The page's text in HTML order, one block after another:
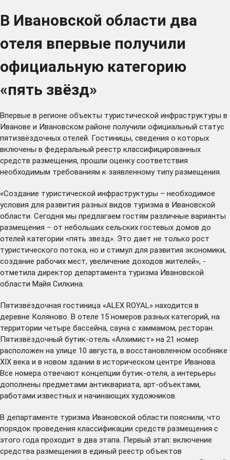
В Ивановской области два
отеля впервые получили
официальную категорию
«пять звёзд»
Впервые в регионе объекты туристической инфраструктуры в
Иванове и Ивановском районе получили официальный статус
пятизвёздочных отелей. Гостиницы, сведения о которых
включены в федеральный реестр классифицированных
средств размещения, прошли оценку соответствия
необходимым требованиям к заявленному типу размещения.
«Создание туристической инфраструктуры – необходимое
условия для развития разных видов туризма в Ивановской
области. Сегодня мы предлагаем гостям различные варианты
размещения – от небольших сельских гостевых домов до
отелей категории «пять звезд». Это дает не только рост
туристического потока, но и стимул для развития экономики,
создание рабочих мест, увеличение доходов жителей», -
отметила директор департамента туризма Ивановской
области Майя Силкина.
Пятизвёздочная гостиница «ALEX ROYAL» находится в
деревне Коляново. В отеле 15 номеров разных категорий, на
территории четыре бассейна, сауна с хаммамом, ресторан.
Пятизвёздочный бутик-отель «Алхимист» на 21 номер
расположен на улице 10 августа, в восстановленном особняке
XIX века и в новом здании в историческом центре Иванова.
Все номера отвечают концепции бутик-отеля, а интерьеры
дополнены предметами антиквариата, арт-объектами,
работами известных и начинающих художников.
В департаменте туризма Ивановской области пояснили, что
порядок проведения классификации средств размещения с
этого года проходит в два этапа. Первый этап: включение
средства размещения в единый реестр объектов